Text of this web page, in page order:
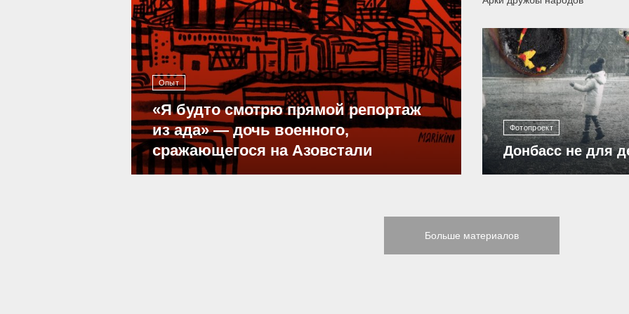
Опыт
«Я будто смотрю прямой репортаж
из ада» — дочь военного,
сражающегося на Азовстали
Фотопроект
Донбасс не для
12 300
Больше материалов